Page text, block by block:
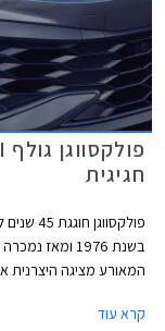
חגיגית
אדום, ספוילר אחורי
קרא עוד